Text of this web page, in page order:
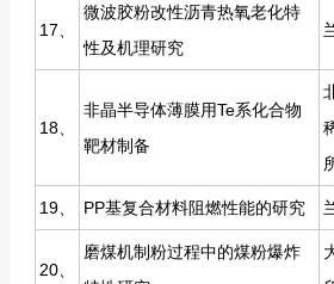
17、
微波胶粉改性沥青热氧老化特
性及机理研究
18、
非晶半导体薄膜用Te系化合物
靶材制备
19、 PP基复合材料阻燃性能的研究
20、
磨煤机制粉过程中的煤粉爆炸